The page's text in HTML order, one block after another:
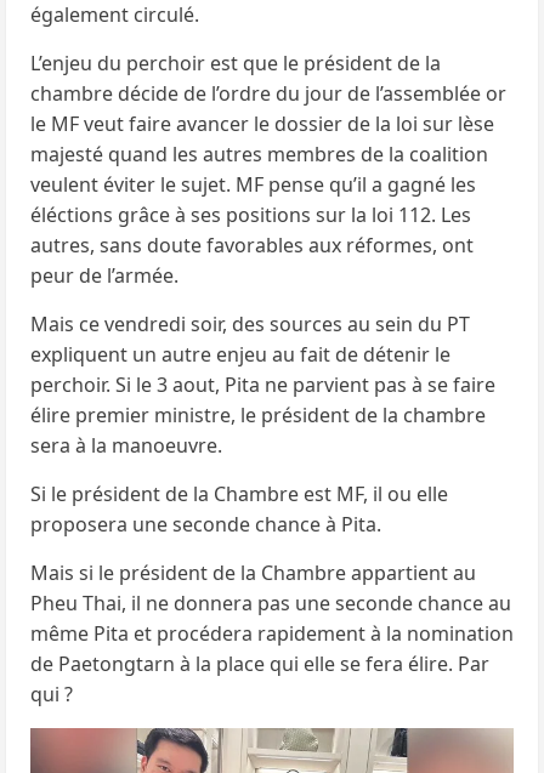
également circulé.
L’enjeu du perchoir est que le président de la
chambre décide de l’ordre du jour de l’assemblée or
le MF veut faire avancer le dossier de la loi sur lèse
majesté quand les autres membres de la coalition
veulent éviter le sujet. MF pense qu’il a gagné les
éléctions grâce à ses positions sur la loi 112. Les
autres, sans doute favorables aux réformes, ont
peur de l’armée.
Mais ce vendredi soir, des sources au sein du PT
expliquent un autre enjeu au fait de détenir le
perchoir. Si le 3 aout, Pita ne parvient pas à se faire
élire premier ministre, le président de la chambre
sera à la manoeuvre.
Si le président de la Chambre est MF, il ou elle
proposera une seconde chance à Pita.
Mais si le président de la Chambre appartient au
Pheu Thai, il ne donnera pas une seconde chance au
même Pita et procédera rapidement à la nomination
de Paetongtarn à la place qui elle se fera élire. Par
qui ?